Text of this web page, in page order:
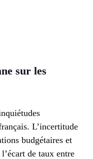
sur les
L’incertitude
budgétaires et
de taux entre